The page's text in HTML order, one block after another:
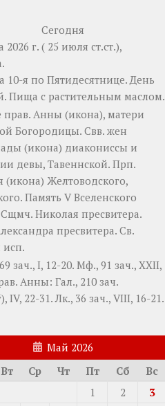
Сегодня
2026 г. ( 25 июля ст.ст.),
10-я по Пятидесятнице. День
Пища с растительным маслом.
прав. Анны (икона), матери
Богородицы. Свв. жен
(икона) диакониссы и
девы, Тавеннской. Прп.
(икона) Желтоводского,
Память V Вселенского
Сщмч.Николая пресвитера.
пресвитера. Св.
исп.
зач., I, 12-20. Мф., 91 зач., XXII,
Анны: Гал., 210 зач.
IV, 22-31.Лк., 36 зач., VIII, 16-21.
Май 2026
Вт Ср Чт Пт Сб
Вс
1
2
3